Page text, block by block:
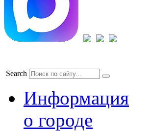
Search
Информация
о городе